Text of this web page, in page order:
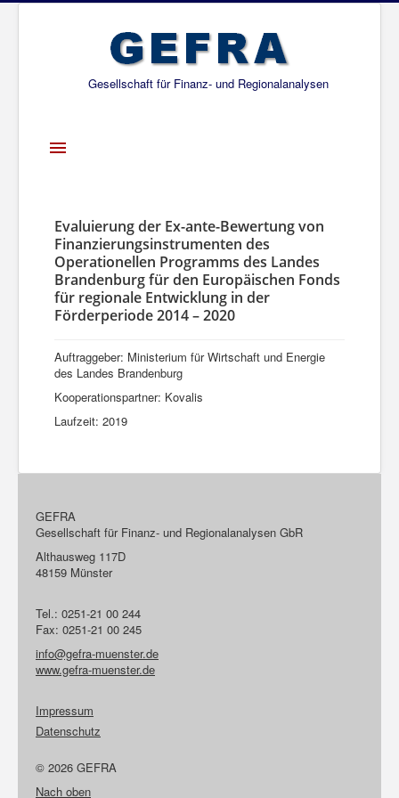
Gesellschaft für Finanz- und Regionalanalysen
Toggle
Über uns
Projekte
Publikationen
Gesellschafter
Evaluierung der Ex-ante-Bewertung von
Finanzierungsinstrumenten des
Operationellen Programms des Landes
Brandenburg für den Europäischen Fonds
für regionale Entwicklung in der
Förderperiode 2014 – 2020
Auftraggeber: Ministerium für Wirtschaft und Energie
des Landes Brandenburg
Kooperationspartner: Kovalis
Laufzeit: 2019
GEFRA
Gesellschaft für Finanz- und Regionalanalysen GbR
Althausweg 117D
48159 Münster
Tel.: 0251-21 00 244
Fax: 0251-21 00 245
info@gefra-muenster.de
www.gefra-muenster.de
Impressum
Datenschutz
© 2026 GEFRA
Nach oben